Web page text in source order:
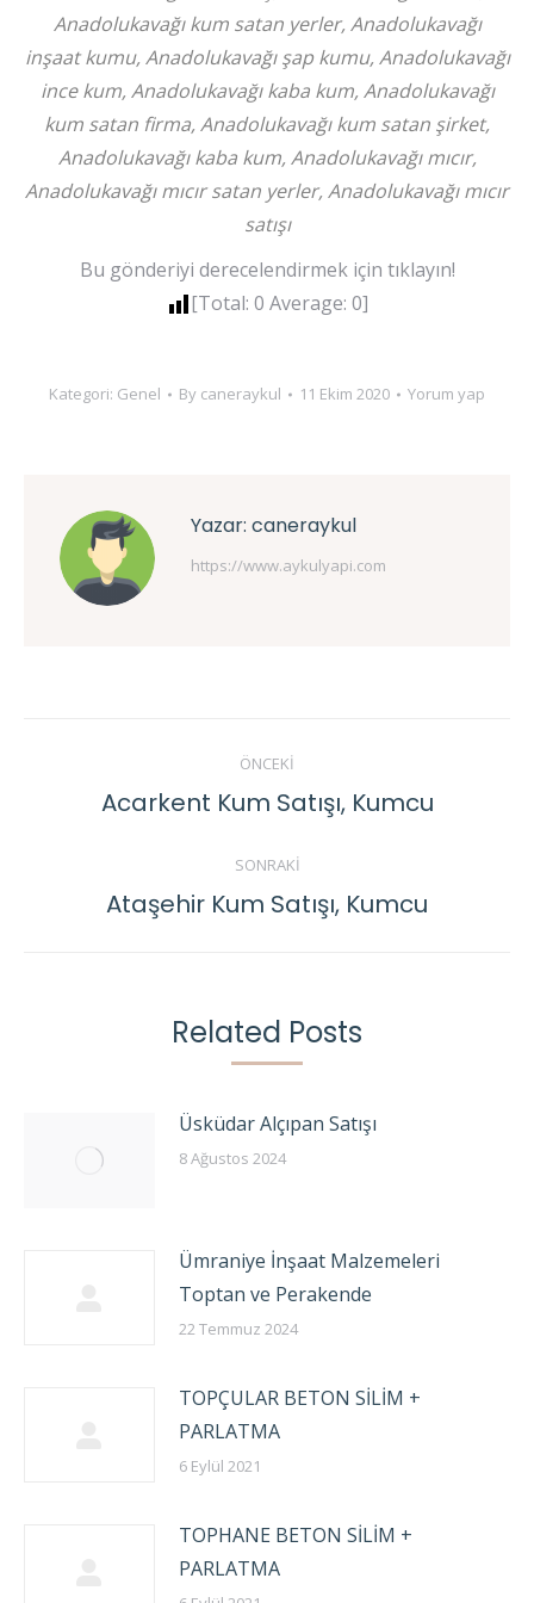
Anadolukavağı kum satan yerler, Anadolukavağı
inşaat kumu, Anadolukavağı şap kumu, Anadolukavağı
ince kum, Anadolukavağı kaba kum, Anadolukavağı
kum satan firma, Anadolukavağı kum satan şirket,
Anadolukavağı kaba kum, Anadolukavağı mıcır,
Anadolukavağı mıcır satan yerler, Anadolukavağı mıcır
satışı
Bu gönderiyi derecelendirmek için tıklayın!
[Total: 0 Average: 0]
Kategori: Genel By caneraykul 11 Ekim 2020 Yorum yap
Yazar: caneraykul
https://www.aykulyapi.com
navigation
ÖNCEKI
Previous
Acarkent Kum Satışı, Kumcu
SONRAKI
Next
Ataşehir Kum Satışı, Kumcu
Related Posts
Üsküdar Alçıpan Satışı
8 Ağustos 2024
Ümraniye İnşaat Malzemeleri
Toptan ve Perakende
22 Temmuz 2024
TOPÇULAR BETON SİLİM +
PARLATMA
6 Eylül 2021
TOPHANE BETON SİLİM +
PARLATMA